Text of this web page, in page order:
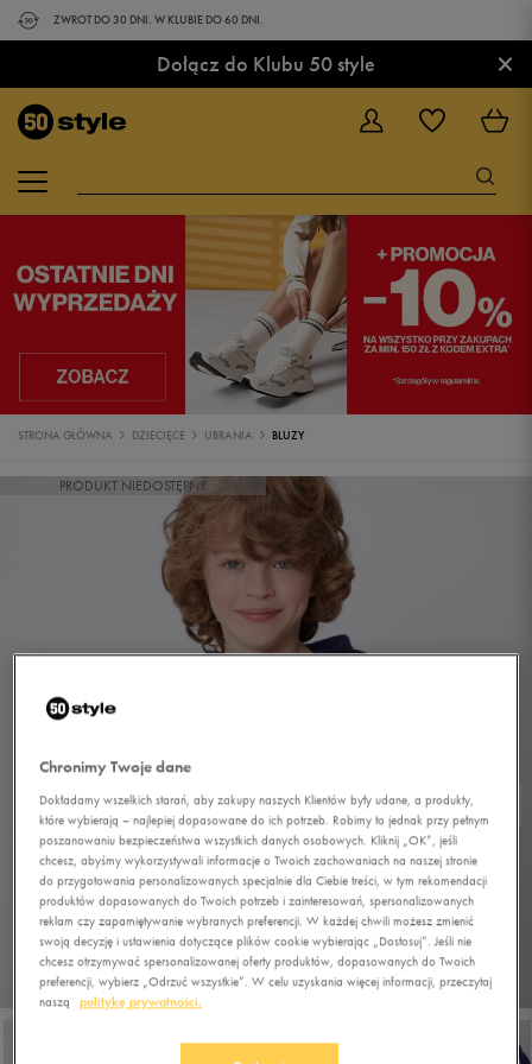
ZWROT DO 30 DNI. W KLUBIE DO 60 DNI.
Dołącz do Klubu 50 style ×
STRONA GŁÓWNA DZIECIĘCE UBRANIA BLUZY
PRODUKT NIEDOSTĘPNY
1/5
Chronimy Twoje dane
Dokładamy wszelkich starań, aby zakupy naszych Klientów były udane, a produkty,
które wybierają – najlepiej dopasowane do ich potrzeb. Robimy to jednak przy pełnym
poszanowaniu bezpieczeństwa wszystkich danych osobowych. Kliknij „OK”, jeśli
chcesz, abyśmy wykorzystywali informacje o Twoich zachowaniach na naszej stronie
do przygotowania personalizowanych specjalnie dla Ciebie treści, w tym rekomendacji
produktów dopasowanych do Twoich potrzeb i zainteresowań, spersonalizowanych
reklam czy zapamiętywanie wybranych preferencji. W każdej chwili możesz zmienić
swoją decyzję i ustawienia dotyczące plików cookie wybierając „Dostosuj”. Jeśli nie
chcesz otrzymywać spersonalizowanej oferty produktów, dopasowanych do Twoich
preferencji, wybierz „Odrzuć wszystkie”. W celu uzyskania więcej informacji, przeczytaj
naszą
politykę prywatności.